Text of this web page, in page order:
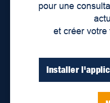
pour une
et créer votre
Installer
Lieux de distribution